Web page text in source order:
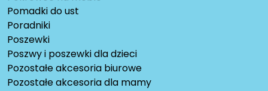
Pomadki do ust
Poradniki
Poszewki
Poszwy i poszewki dla dzieci
Pozostałe akcesoria biurowe
Pozostałe akcesoria dla mamy